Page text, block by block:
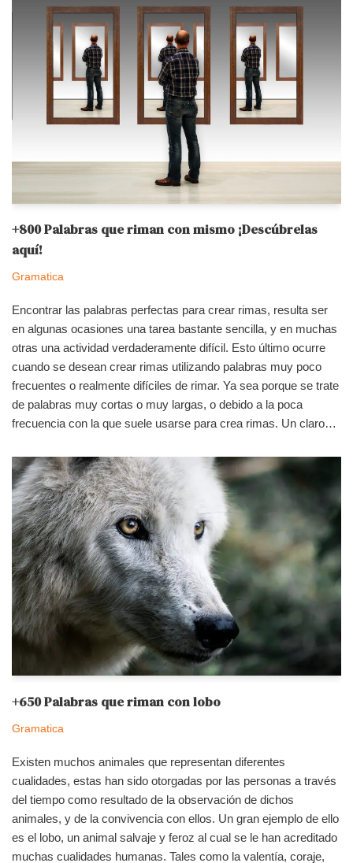
+800 Palabras que riman con mismo ¡Descúbrelas
aquí!
Gramatica
Encontrar las palabras perfectas para crear rimas, resulta ser
en algunas ocasiones una tarea bastante sencilla, y en muchas
otras una actividad verdaderamente difícil. Esto último ocurre
cuando se desean crear rimas utilizando palabras muy poco
frecuentes o realmente difíciles de rimar. Ya sea porque se trate
de palabras muy cortas o muy largas, o debido a la poca
frecuencia con la que suele usarse para crea rimas. Un claro…
+650 Palabras que riman con lobo
Gramatica
Existen muchos animales que representan diferentes
cualidades, estas han sido otorgadas por las personas a través
del tiempo como resultado de la observación de dichos
animales, y de la convivencia con ellos. Un gran ejemplo de ello
es el lobo, un animal salvaje y feroz al cual se le han acreditado
muchas cualidades humanas. Tales como la valentía, coraje,